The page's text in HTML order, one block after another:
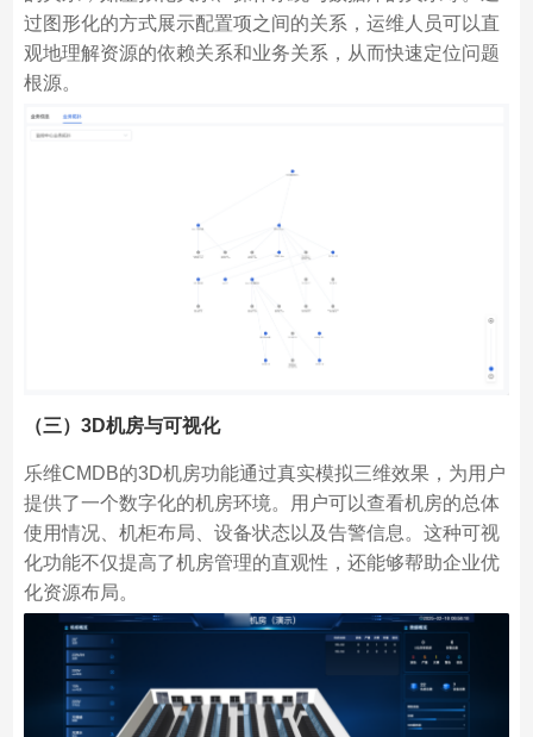
过图形化的方式展示配置项之间的关系，运维人员可以直
观地理解资源的依赖关系和业务关系，从而快速定位问题
根源。
（三）3D机房与可视化
乐维CMDB的3D机房功能通过真实模拟三维效果，为用户
提供了一个数字化的机房环境。用户可以查看机房的总体
使用情况、机柜布局、设备状态以及告警信息。这种可视
化功能不仅提高了机房管理的直观性，还能够帮助企业优
化资源布局。